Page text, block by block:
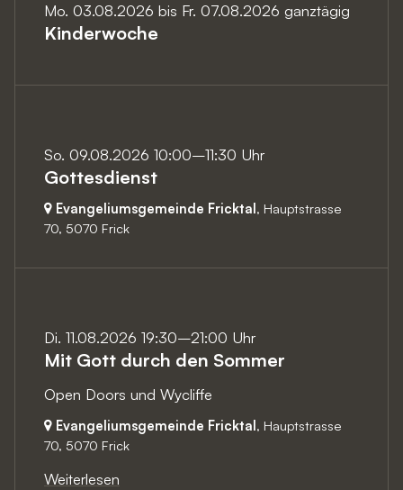
Mo. 03.08.2026 bis Fr. 07.08.2026 ganztägig
Kinderwoche
So. 09.08.2026 10:00–11:30 Uhr
Gottesdienst
Evangeliumsgemeinde Fricktal , Hauptstrasse
70, 5070 Frick
Di. 11.08.2026 19:30–21:00 Uhr
Mit Gott durch den Sommer
Open Doors und Wycliffe
Evangeliumsgemeinde Fricktal , Hauptstrasse
70, 5070 Frick
Weiterlesen